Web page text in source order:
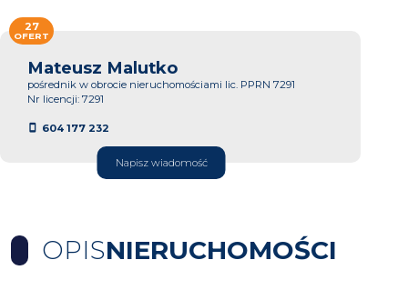
Mateusz Malutko
pośrednik w obrocie nieruchomościami lic. PPRN 7291
Nr licencji: 7291
604 177 232
Napisz wiadomość
27
OFERT
OPISNIERUCHOMOŚCI